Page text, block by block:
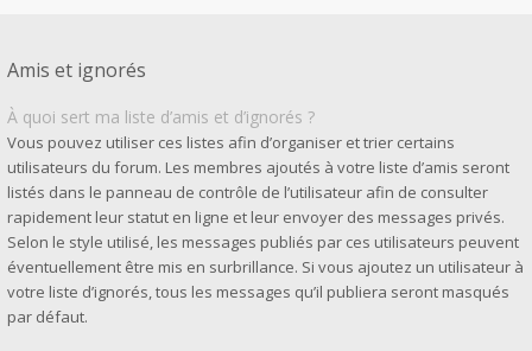
Amis et ignorés
À quoi sert ma liste d’amis et d’ignorés ?
Vous pouvez utiliser ces listes afin d’organiser et trier certains
utilisateurs du forum. Les membres ajoutés à votre liste d’amis seront
listés dans le panneau de contrôle de l’utilisateur afin de consulter
rapidement leur statut en ligne et leur envoyer des messages privés.
Selon le style utilisé, les messages publiés par ces utilisateurs peuvent
éventuellement être mis en surbrillance. Si vous ajoutez un utilisateur à
votre liste d’ignorés, tous les messages qu’il publiera seront masqués
par défaut.